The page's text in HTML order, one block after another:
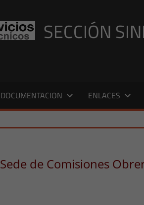
SECCIÓN
DOCUMENTACION ENLACES
Sede de Comisiones